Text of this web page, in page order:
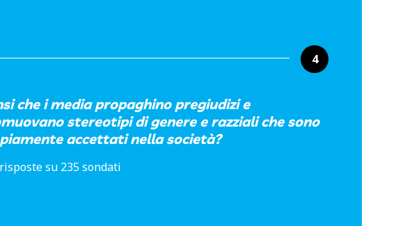
4
che i media propaghino pregiudizi e
stereotipi di genere e razziali che sono
accettati nella società?
su 235 sondati